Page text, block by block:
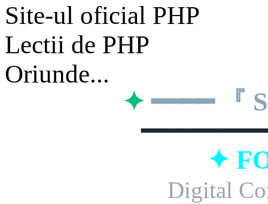
Site-ul oficial PHP
Lectii de PHP
Oriunde...
✦ ━━━━ 『
✦
Digital